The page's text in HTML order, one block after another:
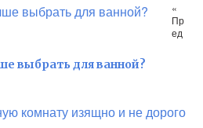
«
Пр
ед
выбрать для ванной?